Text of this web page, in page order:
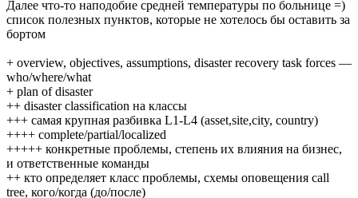
Далее что-то наподобие средней температуры по больнице =)
список полезных пунктов, которые не хотелось бы оставить за
бортом
+ overview, objectives, assumptions, disaster recovery task forces —
who/where/what
+ plan of disaster
++ disaster classification на классы
+++ самая крупная разбивка L1-L4 (asset,site,city, country)
++++ complete/partial/localized
+++++ конкретные проблемы, степень их влияния на бизнес,
и ответственные команды
++ кто определяет класс проблемы, схемы оповещения call
tree, кого/когда (до/после)